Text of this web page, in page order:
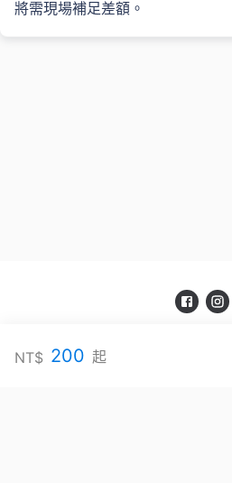
將需現場補足差額。
NT$ 200 起